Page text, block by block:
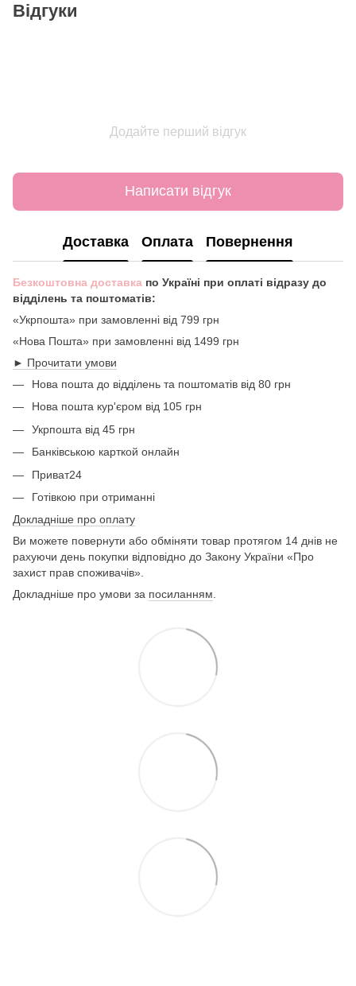
Відгуки
Додайте перший відгук
Написати відгук
Доставка Оплата Повернення
Безкоштовна доставка по Україні при оплаті відразу до
відділень та поштоматів:
«Укрпошта» при замовленні від 799 грн
«Нова Пошта» при замовленні від 1499 грн
► Прочитати умови
Нова пошта до відділень та поштоматів від 80 грн
Нова пошта кур'єром від 105 грн
Укрпошта від 45 грн
Банківською карткой онлайн
Приват24
Готівкою при отриманні
Докладніше про оплату
Ви можете повернути або обміняти товар протягом 14 днів не
рахуючи день покупки відповідно до Закону України «Про
захист прав споживачів».
Докладніше про умови за посиланням.